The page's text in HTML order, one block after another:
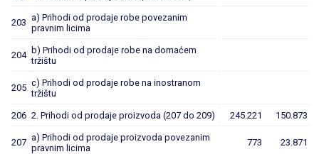
203 a) Prihodi od prodaje robe povezanim
pravnim licima
204 b) Prihodi od prodaje robe na domaćem
tržištu
205 c) Prihodi od prodaje robe na inostranom
tržištu
206 2. Prihodi od prodaje proizvoda (207 do 209) 245.221 150.873
207 a) Prihodi od prodaje proizvoda povezanim
pravnim licima
773 23.871